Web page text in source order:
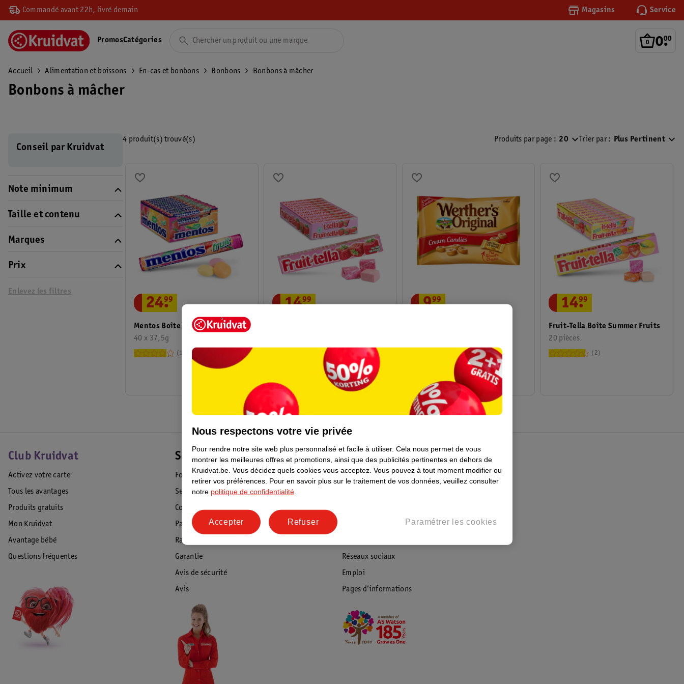
Commandé avant 22h, livré demain Magasins Service
0.
00
PromosCatégories
Accueil Alimentation et boissons En-cas et bonbons Bonbons Bonbons à mâcher
Bonbons à mâcher
Conseil par Kruidvat
Note minimum
Taille et contenu
Marques
Prix
Enlevez les filtres
4 produit(s) trouvé(s) Produits par page : 20 Trier par : Plus Pertinent
Mentos Boîte Fruits
40 x 37,5g
24.
99
1
14.
99 9.
99
2
Fruit-Tella Boîte Summer Fruits
20 pièces
14.
99
2
Club Kruidvat
Activez votre carte
Tous les avantages
Produits gratuits
Mon Kruidvat
Avantage bébé
Questions fréquentes
Service Clientèle
Foire aux questions
Service Clientèle
Commande & Livraison
Paiement
Rappel & Retour
Garantie
Avis de sécurité
Avis
Tout sur Kruidvat
À propos de Kruidvat
Coordonnées de l’entreprise
Réseaux sociaux
Emploi
Pages d’informations
Nous respectons votre vie privée
Pour rendre notre site web plus personnalisé et facile à utiliser. Cela nous permet de vous
montrer les meilleures offres et promotions, ainsi que des publicités pertinentes en dehors de
Kruidvat.be. Vous décidez quels cookies vous acceptez. Vous pouvez à tout moment modifier ou
retirer vos préférences. Pour en savoir plus sur le traitement de vos données, veuillez consulter
notre politique de confidentialité
Paramétrer les cookies
Refuser
Accepter